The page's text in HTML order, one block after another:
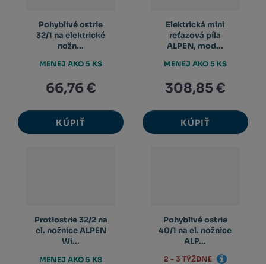
Pohyblivé ostrie
32/1 na elektrické
nožn...
66,76 €
KÚPIŤ
MENEJ AKO 5 KS
Elektrická mini
reťazová píla
ALPEN, mod...
308,85 €
KÚPIŤ
MENEJ AKO 5 KS
Protiostrie 32/2 na
el. nožnice ALPEN
Wi...
MENEJ AKO 5 KS
Pohyblivé ostrie
40/1 na el. nožnice
ALP...
2 - 3 TÝŽDNE